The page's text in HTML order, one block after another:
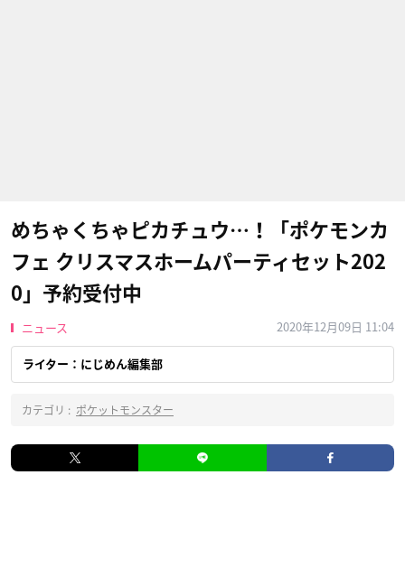
めちゃくちゃピカチュウ…！「ポケモンカ
フェ クリスマスホームパーティセット202
0」予約受付中
ニュース 2020年12月09日 11:04
ライター：にじめん編集部
カテゴリ : ポケットモンスター